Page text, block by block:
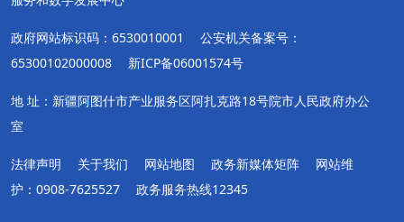
政府网站标识码：6530010001
公安机关备案号：
65300102000008
新ICP备06001574号
地 址：新疆阿图什市产业服务区阿扎克路18号院市人民政府办公
室
法律声明 关于我们 网站地图 政务新媒体矩阵
网站维
护：0908-7625527
政务服务热线12345